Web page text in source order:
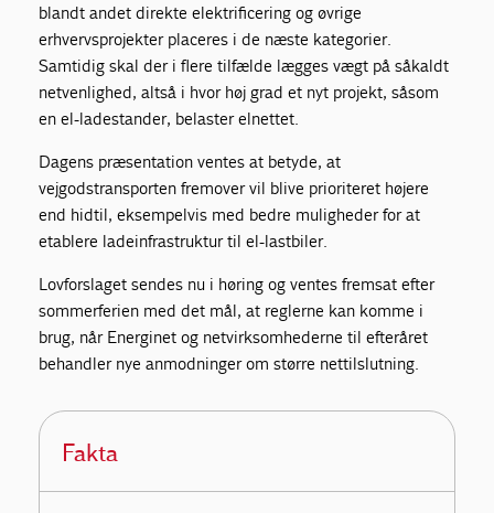
blandt andet direkte elektrificering og øvrige
erhvervsprojekter placeres i de næste kategorier.
Samtidig skal der i flere tilfælde lægges vægt på såkaldt
netvenlighed, altså i hvor høj grad et nyt projekt, såsom
en el-ladestander, belaster elnettet.
Dagens præsentation ventes at betyde, at
vejgodstransporten fremover vil blive prioriteret højere
end hidtil, eksempelvis med bedre muligheder for at
etablere ladeinfrastruktur til el-lastbiler.
Lovforslaget sendes nu i høring og ventes fremsat efter
sommerferien med det mål, at reglerne kan komme i
brug, når Energinet og netvirksomhederne til efteråret
behandler nye anmodninger om større nettilslutning.
Fakta